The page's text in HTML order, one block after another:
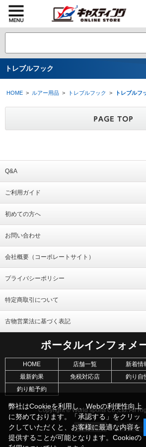
トレブルフック
HOME > ルアー用品 > トレブルフック > トレブルフ
Q&A
ご利用ガイド
初めての方へ
お問い合わせ
会社概要（コーポレートサイト）
プライバシーポリシー
特定商取引について
古物営業法に基づく表記
ポータルインフォメ
HOME 店舗一覧 新着情
最新釣果
免税対応店 釣り自
釣り船予約
Copyright © World sports Co.,Ltd. All
弊社はCookieを利用し、Webの利便性向上
に努めております。「承認する」をクリッ
クしていただくと、お客様に最適な内容を
提供することが可能となります。Cookieの